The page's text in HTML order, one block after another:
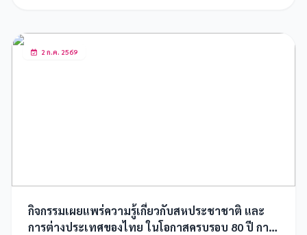
2 ก.ค. 2569
กิจกรรมเผยแพร่ความรู้เกี่ยวกับสหประชาชาติ และ
การต่างประเทศของไทย ในโอกาสครบรอบ 80 ปี การ